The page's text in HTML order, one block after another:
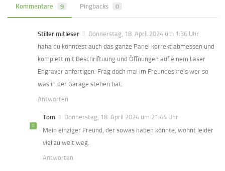
Kommentare 9 Pingbacks 0
Stiller mitleser
Donnerstag, 18. April 2024 um 1:36 Uhr
haha du könntest auch das ganze Panel korrekt abmessen und
komplett mit Beschriftuung und Öffnungen auf einem Laser
Engraver anfertigen. Frag doch mal im Freundeskreis wer so
was in der Garage stehen hat.
Antworten
Tom
Donnerstag, 18. April 2024 um 21:44 Uhr
Mein einziger Freund, der sowas haben könnte, wohnt leider
viel zu weit weg.
Antworten